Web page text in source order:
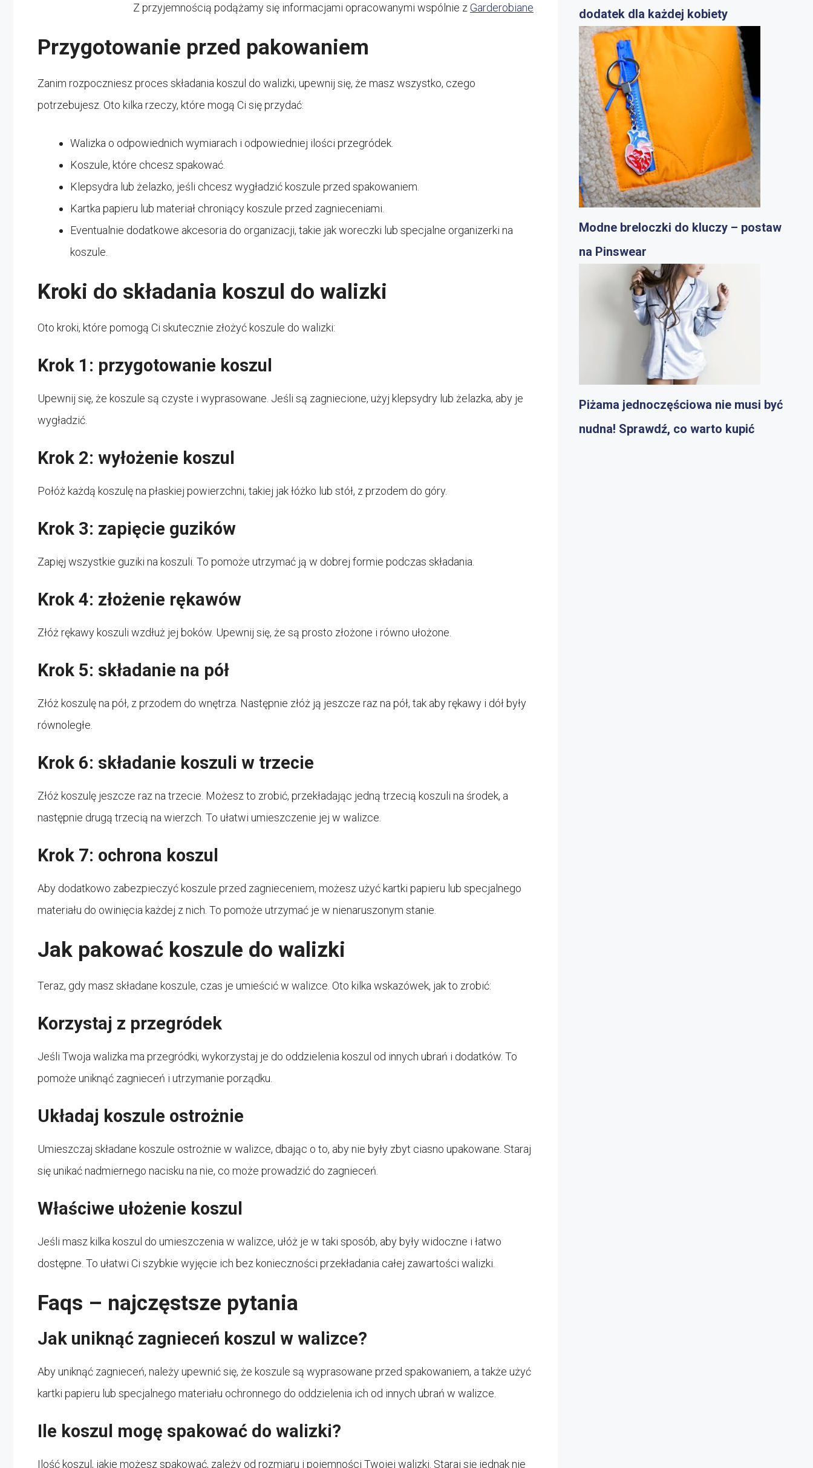
Z przyjemnością podążamy się informacjami opracowanymi wspólnie z Garderobiane
Przygotowanie przed pakowaniem
Zanim rozpoczniesz proces składania koszul do walizki, upewnij się, że masz wszystko, czego
potrzebujesz. Oto kilka rzeczy, które mogą Ci się przydać:
Walizka o odpowiednich wymiarach i odpowiedniej ilości przegródek.
Koszule, które chcesz spakować.
Klepsydra lub żelazko, jeśli chcesz wygładzić koszule przed spakowaniem.
Kartka papieru lub materiał chroniący koszule przed zagnieceniami.
Eventualnie dodatkowe akcesoria do organizacji, takie jak woreczki lub specjalne organizerki na
koszule.
Kroki do składania koszul do walizki
Oto kroki, które pomogą Ci skutecznie złożyć koszule do walizki:
Krok 1: przygotowanie koszul
Upewnij się, że koszule są czyste i wyprasowane. Jeśli są zagniecione, użyj klepsydry lub żelazka, aby je
wygładzić.
Krok 2: wyłożenie koszul
Połóż każdą koszulę na płaskiej powierzchni, takiej jak łóżko lub stół, z przodem do góry.
Krok 3: zapięcie guzików
Zapięj wszystkie guziki na koszuli. To pomoże utrzymać ją w dobrej formie podczas składania.
Krok 4: złożenie rękawów
Złóż rękawy koszuli wzdłuż jej boków. Upewnij się, że są prosto złożone i równo ułożone.
Krok 5: składanie na pół
Złóż koszulę na pół, z przodem do wnętrza. Następnie złóż ją jeszcze raz na pół, tak aby rękawy i dół były
równoległe.
Krok 6: składanie koszuli w trzecie
Złóż koszulę jeszcze raz na trzecie. Możesz to zrobić, przekładając jedną trzecią koszuli na środek, a
następnie drugą trzecią na wierzch. To ułatwi umieszczenie jej w walizce.
Krok 7: ochrona koszul
Aby dodatkowo zabezpieczyć koszule przed zagnieceniem, możesz użyć kartki papieru lub specjalnego
materiału do owinięcia każdej z nich. To pomoże utrzymać je w nienaruszonym stanie.
Jak pakować koszule do walizki
Teraz, gdy masz składane koszule, czas je umieścić w walizce. Oto kilka wskazówek, jak to zrobić:
Korzystaj z przegródek
Jeśli Twoja walizka ma przegródki, wykorzystaj je do oddzielenia koszul od innych ubrań i dodatków. To
pomoże uniknąć zagnieceń i utrzymanie porządku.
Układaj koszule ostrożnie
Umieszczaj składane koszule ostrożnie w walizce, dbając o to, aby nie były zbyt ciasno upakowane. Staraj
się unikać nadmiernego nacisku na nie, co może prowadzić do zagnieceń.
Właściwe ułożenie koszul
Jeśli masz kilka koszul do umieszczenia w walizce, ułóż je w taki sposób, aby były widoczne i łatwo
dostępne. To ułatwi Ci szybkie wyjęcie ich bez konieczności przekładania całej zawartości walizki.
Faqs – najczęstsze pytania
Jak uniknąć zagnieceń koszul w walizce?
Aby uniknąć zagnieceń, należy upewnić się, że koszule są wyprasowane przed spakowaniem, a także użyć
kartki papieru lub specjalnego materiału ochronnego do oddzielenia ich od innych ubrań w walizce.
Ile koszul mogę spakować do walizki?
Ilość koszul, jakie możesz spakować, zależy od rozmiaru i pojemności Twojej walizki. Staraj się jednak nie
dodatek dla każdej kobiety
Modne breloczki do kluczy – postaw
na Pinswear
Piżama jednoczęściowa nie musi być
nudna! Sprawdź, co warto kupić